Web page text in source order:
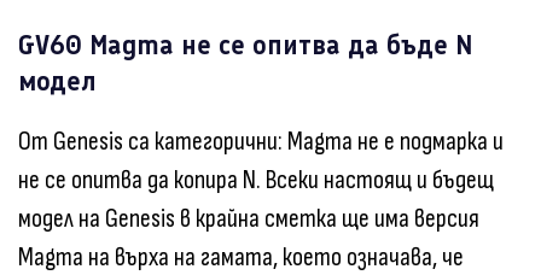
GV60 Magma не се опитва да бъде N
модел
От Genesis са категорични: Magma не е подмарка и
не се опитва да копира N. Всеки настоящ и бъдещ
модел на Genesis в крайна сметка ще има версия
Magma на върха на гамата, което означава, че